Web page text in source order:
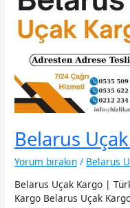
Belarus
Yorum bırakın / Belarus
Belarus Uçak Kargo |
Kargo Belarus Uçak